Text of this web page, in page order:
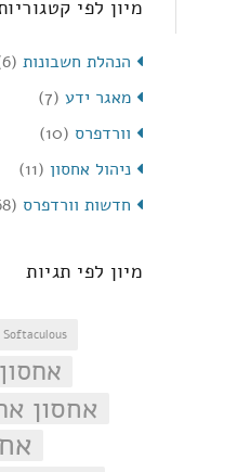
מיון לפי
הנהלת חשבונות (6)
מאגר ידע (7)
וורדפרס (10)
ניהול אחסון (11)
חדשות וורדפרס (168)
מיון לפי תגיות
Softaculous
אחסון